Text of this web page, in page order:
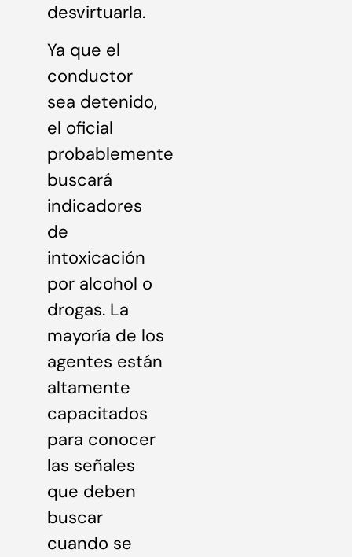
desvirtuarla.
Ya que el
conductor
sea detenido,
el oficial
probablemente
buscará
indicadores
de
intoxicación
por alcohol o
drogas. La
mayoría de los
agentes están
altamente
capacitados
para conocer
las señales
que deben
buscar
cuando se